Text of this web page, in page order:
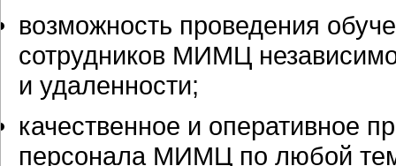
возможность проведения
сотрудников МИМЦ
и удаленности;
качественное и оперативное
персонала МИМЦ по любой